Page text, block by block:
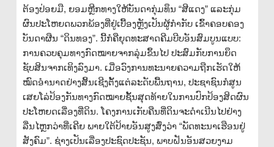
ຕ້ອງປ່ອຍມື, ຍອມຫຼີກທາງໃຫ້ບັນດາກຸ່ມທຶນ “ສີແດງ” ແລະກຸ່ມ
ຜົນປະໂຫຍດພວກພ້ອງທີ່ຢູ່ເບື້ອງຫຼັງເປັນຜູ້ກຳກັບ ເຂົ້າຄອບຄອງ
ບັນດາຜືນ “ດິນທອງ”. ນີ້ກໍຄືຍຸດທະສາດຄີມບີບອັນສົມບູນແບບ:
ການຄວບຄຸມທາງກົດໝາຍຈາກລຸ່ມຂຶ້ນໄປ ປະສົມກັບການຍຶດ
ຊັບສິນຈາກເທິງລົງມາ. ເມື່ອວົງການທະນາຍຄວາມຖືກເຮັດໃຫ້
ໝົດອຳນາດຢ່າງສິ້ນເຊີງຕັ້ງແຕ່ລະດັບພື້ນຖານ, ປະຊາຊົນກໍສູນ
ເສຍໂລ່ປ້ອງກັນທາງກົດໝາຍຊັ້ນສຸດທ້າຍໃນການປົກປ້ອງສິດຜົນ
ປະໂຫຍດເລື່ອງທີ່ດິນ. ໂຄງການເກັບຄືນທີ່ດິນຈະດຳເນີນໄປຢ່າງ
ລື່ນໄຫຼກວ່າທີ່ເຄີຍ ພາຍໃຕ້ປ້າຍອັນສູງສົ່ງວ່າ “ພັດທະນາເຮືອນຢູ່
ສັງຄົມ”. ຊ່າງເປັນເລື່ອງປະຊົດປະຊັນ, ພາບຝັນອັນສວຍງາມ